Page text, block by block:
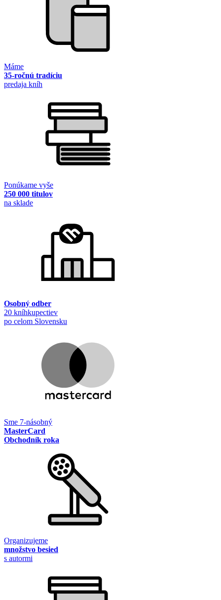
Máme
35-ročnú tradíciu
predaja kníh
Ponúkame vyše
250 000 titulov
na sklade
Osobný odber
20 kníhkupectiev
po celom Slovensku
Sme 7-násobný
MasterCard
Obchodník roka
Organizujeme
množstvo besied
s autormi